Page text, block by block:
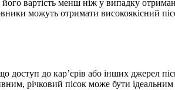
вартість менш ніж у випадку
можуть отримати високоякісний
доступ до кар’єрів або інших джерел
річковий пісок може бути ідеальним